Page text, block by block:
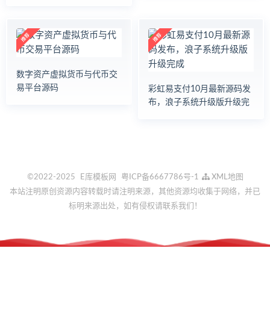
数字资产虚拟货币与代币交
易平台源码
彩虹易支付10月最新源码发
布，浪子系统升级版升级完
©2022-2025 E库模板网 粤ICP备6667786号-1
XML地图
本站注明原创资源内容转载时请注明来源，其他资源均收集于网络，并已
标明来源出处，如有侵权请联系我们！